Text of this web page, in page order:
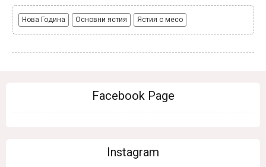
Нова Година Основни ястия Ястия с месо
Facebook Page
Instagram